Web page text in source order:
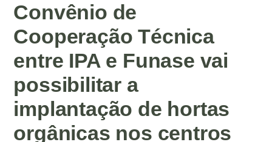
Convênio de
Cooperação Técnica
entre IPA e Funase vai
possibilitar a
implantação de hortas
orgânicas nos centros